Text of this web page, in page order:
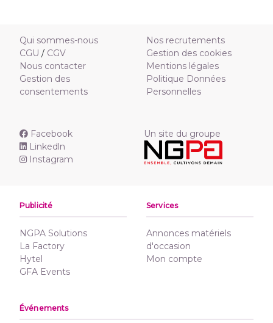
Qui sommes-nous
CGU / CGV
Nous contacter
Gestion des
consentements
Nos recrutements
Gestion des cookies
Mentions légales
Politique Données
Personnelles
Facebook
Linkedln
Instagram
Un site du groupe
Publicité
NGPA Solutions
La Factory
Hytel
GFA Events
Services
Annonces matériels
d'occasion
Mon compte
Événements